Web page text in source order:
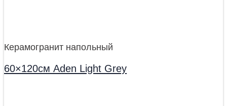
Керамогранит напольный
60×120см Aden Light Grey